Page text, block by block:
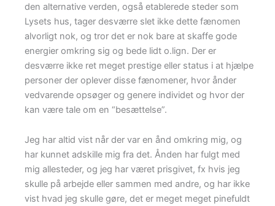
den alternative verden, også etablerede steder som
Lysets hus, tager desværre slet ikke dette fænomen
alvorligt nok, og tror det er nok bare at skaffe gode
energier omkring sig og bede lidt o.lign. Der er
desværre ikke ret meget prestige eller status i at hjælpe
personer der oplever disse fænomener, hvor ånder
vedvarende opsøger og genere individet og hvor der
kan være tale om en “besættelse”.
Jeg har altid vist når der var en ånd omkring mig, og
har kunnet adskille mig fra det. Ånden har fulgt med
mig allesteder, og jeg har været prisgivet, fx hvis jeg
skulle på arbejde eller sammen med andre, og har ikke
vist hvad jeg skulle gøre, det er meget meget pinefuldt